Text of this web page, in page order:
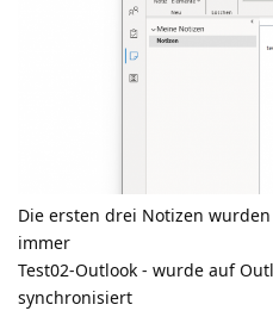
Die ersten drei Notizen
immer
Test02-Outlook - wurde auf
synchronisiert